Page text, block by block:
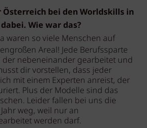
Österreich bei den Worldskills in
Wie war das?
waren so viele Menschen auf
Areal! Jede Berufssparte
der nebeneinander gearbeitet und
dir vorstellen, dass jeder
mit einem Experten anreist, der
Plus der Modelle sind das
Leider fallen bei uns die
weg, weil nur an
werden darf.